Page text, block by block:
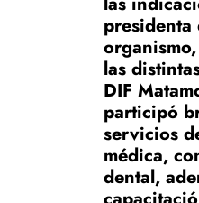
presidenta
las
DIF
participó
servicios
médica,
dental,